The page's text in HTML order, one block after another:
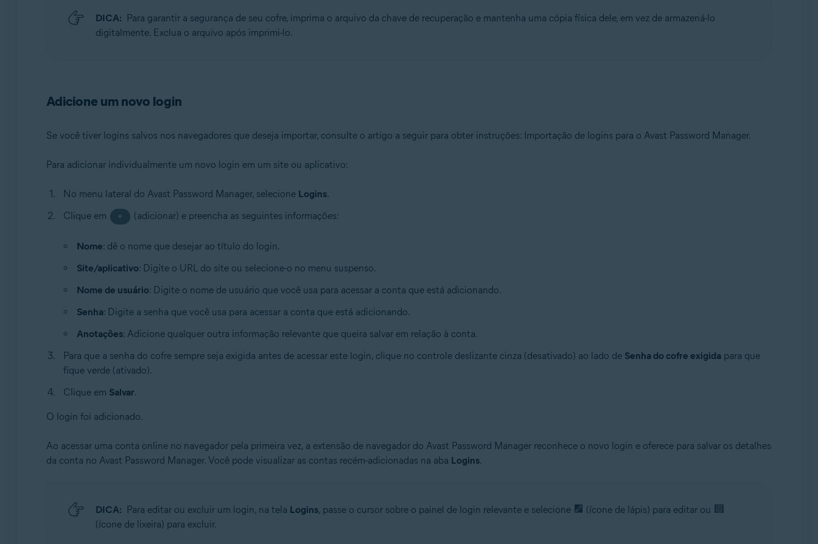
DICA: Para garantir a segurança de seu cofre, imprima o arquivo da chave de recuperação e mantenha uma cópia física dele, em vez de armazená-lo
digitalmente. Exclua o arquivo após imprimi-lo.
Adicione um novo login
Se você tiver logins salvos nos navegadores que deseja importar, consulte o artigo a seguir para obter instruções: Importação de logins para o Avast Password Manager.
Para adicionar individualmente um novo login em um site ou aplicativo:
No menu lateral do Avast Password Manager, selecione Logins.
Clique em
+ (adicionar) e preencha as seguintes informações:
Nome: dê o nome que desejar ao título do login.
Site/aplicativo: Digite o URL do site ou selecione-o no menu suspenso.
Nome de usuário: Digite o nome de usuário que você usa para acessar a conta que está adicionando.
Senha: Digite a senha que você usa para acessar a conta que está adicionando.
Anotações: Adicione qualquer outra informação relevante que queira salvar em relação à conta.
Para que a senha do cofre sempre seja exigida antes de acessar este login, clique no controle deslizante cinza (desativado) ao lado de Senha do cofre exigidapara que
fique verde (ativado).
Clique em Salvar.
O login foi adicionado.
Ao acessar uma conta online no navegador pela primeira vez, a extensão de navegador do Avast Password Manager reconhece o novo login e oferece para salvar os detalhes
da conta no Avast Password Manager. Você pode visualizar as contas recém-adicionadas na aba Logins.
DICA: Para editar ou excluir um login, na tela Logins, passe o cursor sobre o painel de login relevante e selecione
(ícone de lápis) para editar ou
(ícone de lixeira) para excluir.